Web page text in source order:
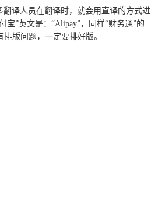
译人员在翻译时，就会用直译的方式进
宝”英文是：“Alipay”，同样“财务通”的
版问题，一定要排好版。